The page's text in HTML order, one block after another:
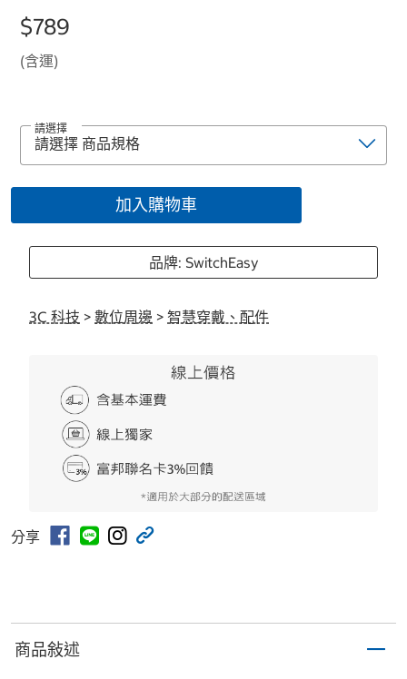
$789
(含運)
請選擇
加入購物車
品牌: SwitchEasy
3C 科技 > 數位周邊 > 智慧穿戴、配件
分享
商品敍述